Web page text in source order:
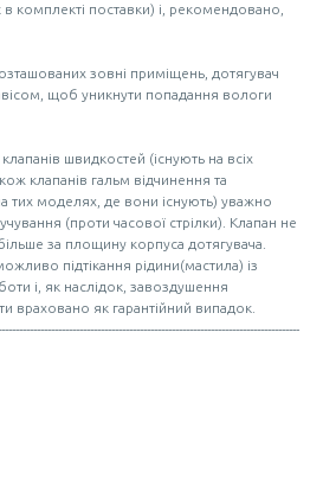
комплекті поставки) і, рекомендовано,
зовні приміщень, дотягувач
щоб уникнути попадання вологи
швидкостей (існують на всіх
клапанів гальм відчинення та
тих моделях, де вони існують) уважно
(проти часової стрілки). Клапан не
за площину корпуса дотягувача.
підтікання рідини(мастила) із
і, як наслідок, завоздушення
враховано як гарантійний випадок.